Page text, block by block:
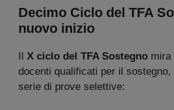
Decimo Ciclo del TFA
nuovo inizio
Il X ciclo del TFA Sostegno mira
docenti qualificati per il
serie di prove selettive: